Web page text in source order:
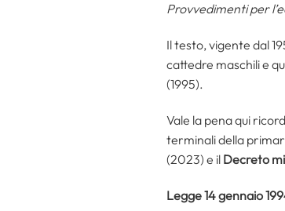
Provvedimenti per
Il testo, vigente dal
cattedre maschili e
(1995).
Vale la pena qui
terminali della
(2023) e il Decreto
Legge 14 gennaio